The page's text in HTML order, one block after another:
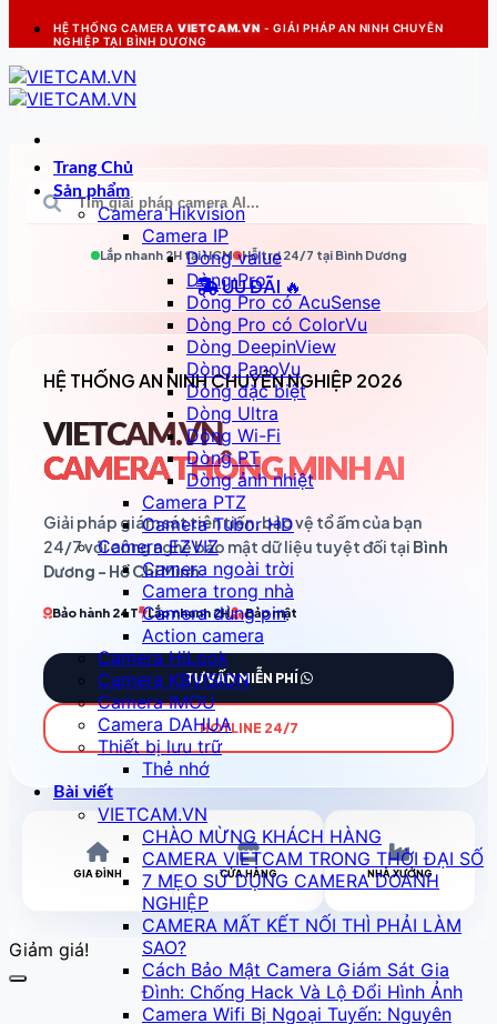
HỆ THỐNG CAMERA VIETCAM.VN - GIẢI PHÁP AN NINH CHUYÊN
NGHIỆP TẠI BÌNH DƯƠNG
Trang Chủ
Sản phẩm
Camera Hikvision
Camera IP
Dòng value
Dòng Pro
Dòng Pro có AcuSense
Dòng Pro có ColorVu
Dòng DeepinView
Dòng PanoVu
Dòng đặc biệt
Dòng Ultra
Dòng Wi-Fi
Dòng PT
Dòng ảnh nhiệt
Camera PTZ
Camera Tubor HD
Camera EZVIZ
Camera ngoài trời
Camera trong nhà
Camera dùng pin
Action camera
Camera HiLook
Camera KBVISION
Camera IMOU
Camera DAHUA
Thiết bị lưu trữ
Thẻ nhớ
Bài viết
VIETCAM.VN
CHÀO MỪNG KHÁCH HÀNG
CAMERA VIETCAM TRONG THỜI ĐẠI SỐ
7 MẸO SỬ DỤNG CAMERA DOANH
NGHIỆP
CAMERA MẤT KẾT NỐI THÌ PHẢI LÀM
SAO?
Cách Bảo Mật Camera Giám Sát Gia
Đình: Chống Hack Và Lộ Đổi Hình Ảnh
Camera Wifi Bị Ngoại Tuyến: Nguyên
Lắp nhanh 2H tạiHCM Hỗ trợ 24/7 tại Bình Dương
ƯU ĐÃI 🔥
HỆ THỐNG AN NINH CHUYÊN NGHIỆP 2026
VIETCAM.VN
CAMERA THÔNG MINH AI
Giải pháp giám sát tiên tiến, bảo vệ tổ ấm của bạn
24/7 với công nghệ bảo mật dữ liệu tuyệt đối tại Bình
Dương - Hồ Chí Minh.
Bảo hành 24T Lắp nhanh 2H Bảo mật
TƯ VẤN MIỄN PHÍ
HOTLINE 24/7
GIA ĐÌNH CỬA HÀNG NHÀ XƯỞNG
Giảm giá!